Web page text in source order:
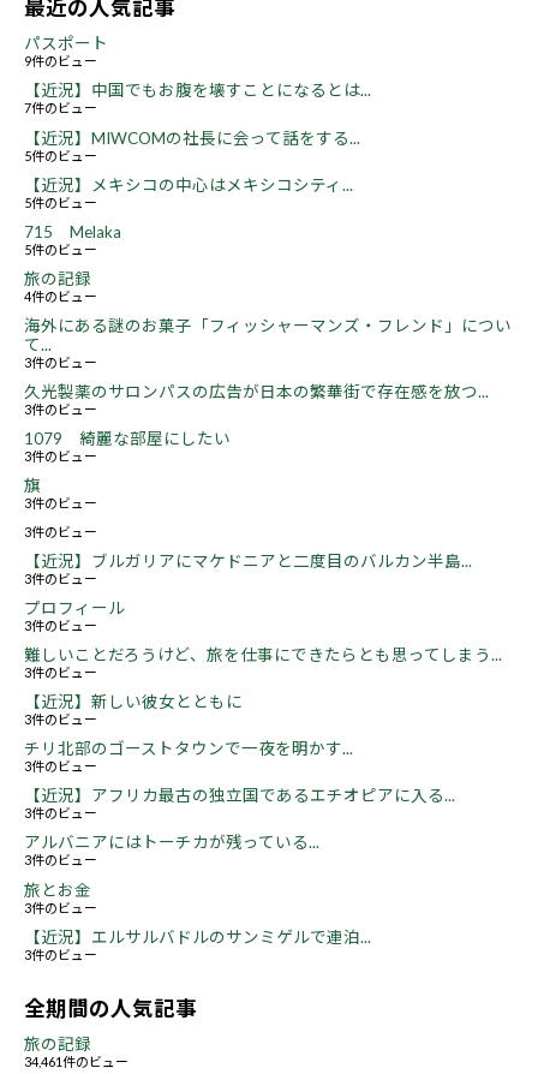
最近の人気記事
パスポート
9件のビュー
【近況】中国でもお腹を壊すことになるとは...
7件のビュー
【近況】MIWCOMの社長に会って話をする...
5件のビュー
【近況】メキシコの中心はメキシコシティ...
5件のビュー
715 Melaka
5件のビュー
旅の記録
4件のビュー
海外にある謎のお菓子「フィッシャーマンズ・フレンド」につい
て...
3件のビュー
久光製薬のサロンパスの広告が日本の繁華街で存在感を放つ...
3件のビュー
1079 綺麗な部屋にしたい
3件のビュー
旗
3件のビュー
3件のビュー
【近況】ブルガリアにマケドニアと二度目のバルカン半島...
3件のビュー
プロフィール
3件のビュー
難しいことだろうけど、旅を仕事にできたらとも思ってしまう...
3件のビュー
【近況】新しい彼女とともに
3件のビュー
チリ北部のゴーストタウンで一夜を明かす...
3件のビュー
【近況】アフリカ最古の独立国であるエチオピアに入る...
3件のビュー
アルバニアにはトーチカが残っている...
3件のビュー
旅とお金
3件のビュー
【近況】エルサルバドルのサンミゲルで連泊...
3件のビュー
全期間の人気記事
旅の記録
34,461件のビュー